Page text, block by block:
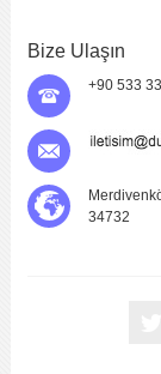
Bize Ulaşın
+90 533
34732